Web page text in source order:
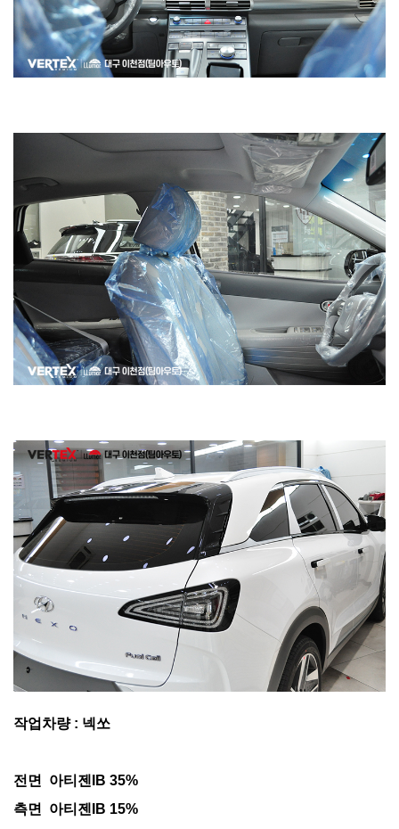
작업차량 : 넥쏘
전면 아티젠 IB 35%
측면
아티젠 IB 15%